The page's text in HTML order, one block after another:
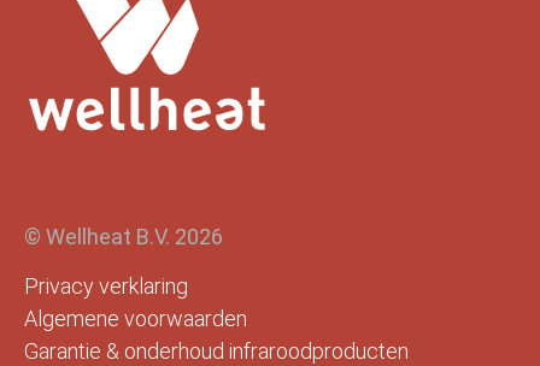
© Wellheat B.V. 2026
Privacy verklaring
Algemene voorwaarden
Garantie & onderhoud infraroodproducten